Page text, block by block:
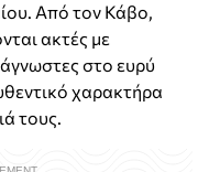
Από τον Κάβο,
ακτές με
στο ευρύ
χαρακτήρα
τους.